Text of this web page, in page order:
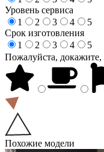
Уровень сервиса
1
2 3 4
5
Срок изготовления
1
2 3 4
5
Пожалуйста,
Похожие модели